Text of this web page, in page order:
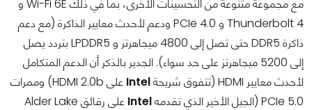
مع مجموعة متنوعة من التحسينات الأخرى، بما في ذلك Wi-Fi 6E و
Thunderbolt 4 و PCIe 4.0 ودعم لأحدث معايير الذاكرة (مع دعم
ذاكرة DDR5 حتى تصل إلى 4800 ميجاهرتز و LPDDR5 بتردد يصل
إلى 5200 ميجاهرتز على حد سواء). الجدير بالذكر أن الدعم المتكامل
لأحدث معايير HDMI (تتفوق شريحة
Intel
على HDMI 2.0b) وممرات
PCIe 5.0 (الجيل الأخير الذي تقدمه
Intel
على رقائق Alder Lake